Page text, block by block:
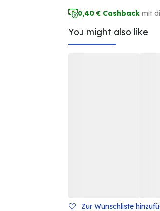
0,40 € Cashback mit
You might also like
Zur Wunschliste